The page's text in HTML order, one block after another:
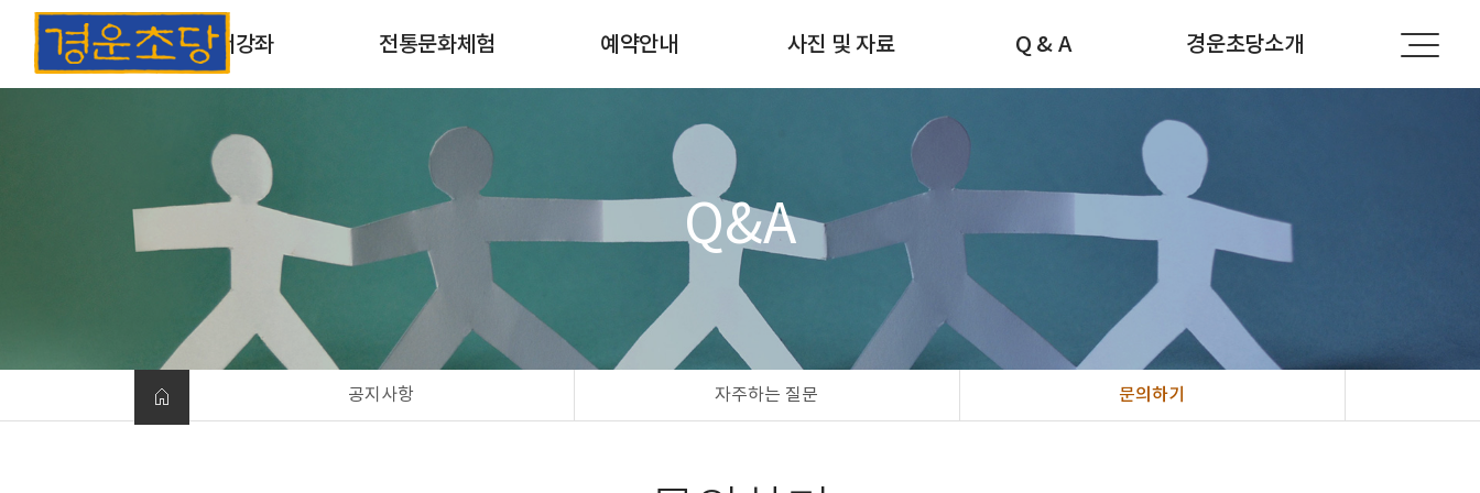
초서강좌
과정안내
전통문화체험
목판 및 목활자 인쇄
옛날책 만들기
개인맞춤형체험
예약안내
예약 및 예약확인
예약방법 & 비용안내
사진 및 자료 Q & A
문의하기
경운초당소개
찾아오시는 길
Q&A
공지사항 자주하는 질문 문의하기